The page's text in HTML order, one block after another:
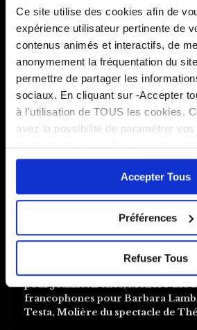
Ce site utilise des cookies afin de
expérience utilisateur pertinente de
contenus animés et interactifs, de
anonymement la fréquentation du
permettre de partager les
sociaux. En cliquant sur -Accepter
à l'utilisation de TOUS les cookies.
avez la possibilité de paramétrer
refuser tous les cookies non-
entièrement votre consentement.
pas accepter tous les cookies peut
fonctionnalités du site.> Lire notre
Accepter Tous
Préférences
Refuser Tous
ACHETER
En partenariat avec Odyssud
Eté 1971, Marie-Claire, 16 ans,
que ce soit un crime puni par la
garder l’enfant. Elle veut avorter.
Solidaire, sa mère, Michèle puis
Micheline mettent tout en œuvre
l’avortement clandestin tourne
Automne 1972. Toutes les femmes
inculpées.
Une certaine avocate, Maître
Leur courage a écrit la suite de
pour Jeanne Arènes, Molièredes
francophones pour Barbara
Testa, Molière du spectacle de